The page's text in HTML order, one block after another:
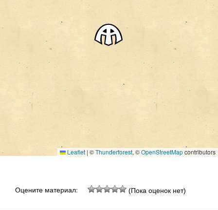
Leaflet | ©Thunderforest, ©OpenStreetMapcontributors
Оцените материал: (Пока оценок нет)